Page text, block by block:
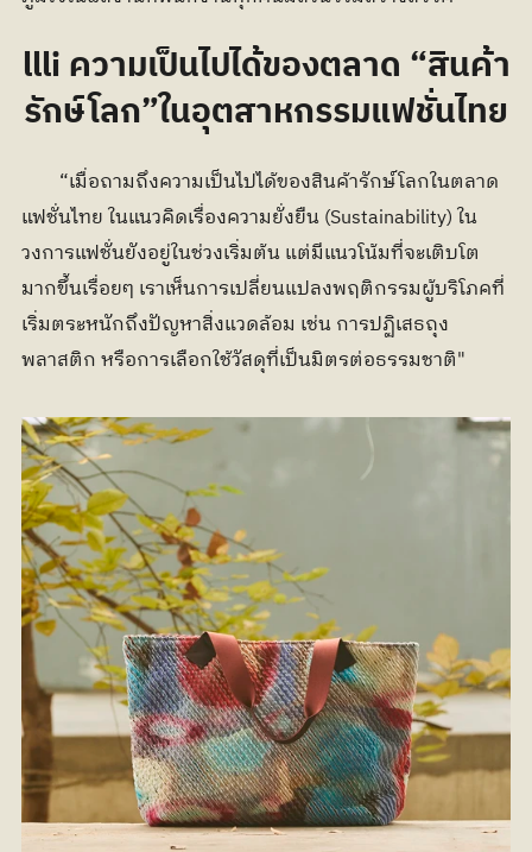
llli ความเป็นไปได้ของตลาด “สินค้า
รักษ์โลก”ในอุตสาหกรรมแฟชั่นไทย
แฟชั่นไทย ในแนวคิดเรื่องความยั่งยืน (Sustainability) ใน
วงการแฟชั่นยังอยู่ในช่วงเริ่มต้น แต่มีแนวโน้มที่จะเติบโต
มากขึ้นเรื่อยๆ เราเห็นการเปลี่ยนแปลงพฤติกรรมผู้บริโภคที่
เริ่มตระหนักถึงปัญหาสิ่งแวดล้อม เช่น การปฏิเสธถุง
พลาสติก หรือการเลือกใช้วัสดุที่เป็นมิตรต่อธรรมชาติ"